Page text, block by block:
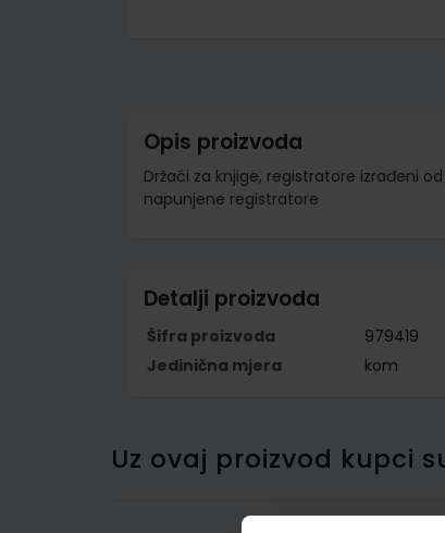
gallery
Opis proizvoda
Držaći za knjige, registratore izrađeni
napunjene registratore
Detalji proizvoda
Šifra proizvoda
979419
Jedinična mjera
kom
Uz ovaj proizvod kupci